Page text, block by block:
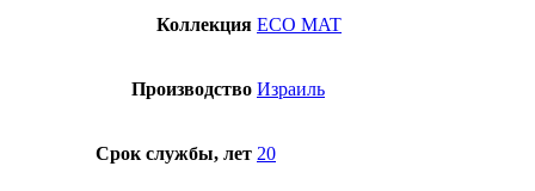
Коллекция ECO MAT
Производство Израиль
Срок службы, лет 20